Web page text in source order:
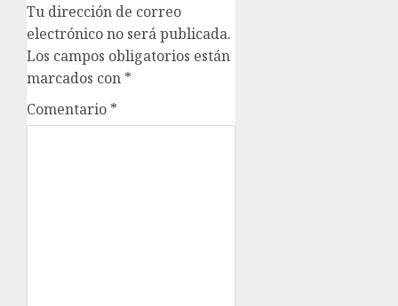
Tu dirección de correo
electrónico no será publicada.
Los campos obligatorios están
marcados con *
Comentario *